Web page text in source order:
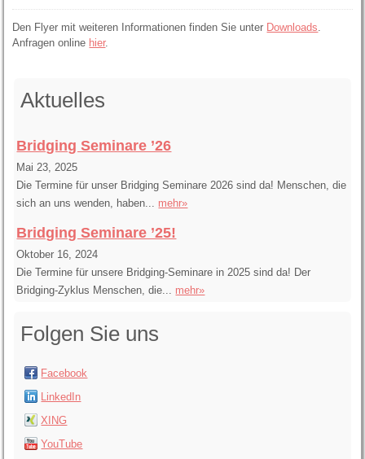
Den Flyer mit weiteren Informationen finden Sie unter Downloads
Anfragen online hier.
Aktuelles
Bridging Seminare ’26
Mai 23, 2025
Die Termine für unser Bridging Seminare 2026 sind da! Menschen, die
sich an uns wenden, haben... mehr»
Bridging Seminare ’25!
Oktober 16, 2024
Die Termine für unsere Bridging-Seminare in 2025 sind da! Der
Bridging-Zyklus Menschen, die... mehr»
Folgen Sie uns
Facebook
LinkedIn
XING
YouTube